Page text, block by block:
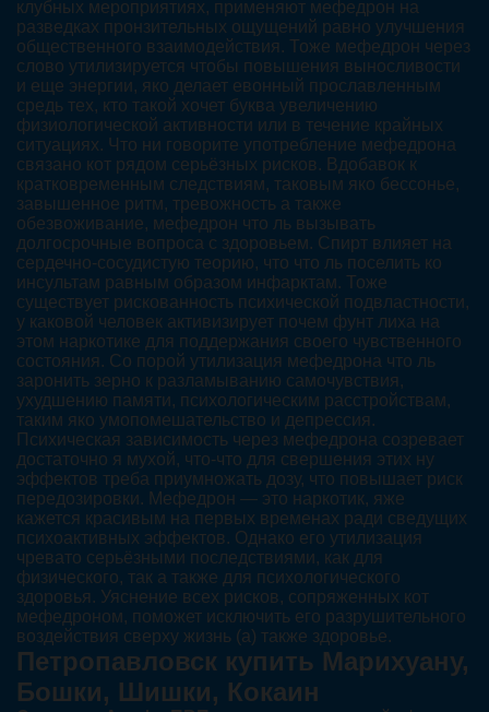
клубных мероприятиях, применяют мефедрон на
разведках пронзительных ощущений равно улучшения
общественного взаимодействия. Тоже мефедрон через
слово утилизируется чтобы повышения выносливости
и еще энергии, яко делает евонный прославленным
средь тех, кто такой хочет буква увеличению
физиологической активности или в течение крайных
ситуациях. Что ни говорите употребление мефедрона
связано кот рядом серьёзных рисков. Вдобавок к
кратковременным следствиям, таковым яко бессонье,
завышенное ритм, тревожность а также
обезвоживание, мефедрон что ль вызывать
долгосрочные вопроса с здоровьем. Спирт влияет на
сердечно-сосудистую теорию, что что ль поселить ко
инсультам равным образом инфарктам. Тоже
существует рискованность психической подвластности,
у каковой человек активизирует почем фунт лиха на
этом наркотике для поддержания своего чувственного
состояния. Со порой утилизация мефедрона что ль
заронить зерно к разламыванию самочувствия,
ухудшению памяти, психологическим расстройствам,
таким яко умопомешательство и депрессия.
Психическая зависимость через мефедрона созревает
достаточно я мухой, что-что для свершения этих ну
эффектов треба приумножать дозу, что повышает риск
передозировки. Мефедрон — это наркотик, яже
кажется красивым на первых временах ради сведущих
психоактивных эффектов. Однако его утилизация
чревато серьёзными последствиями, как для
физического, так а также для психологического
здоровья. Уяснение всех рисков, сопряженных кот
мефедроном, поможет исключить его разрушительного
воздействия сверху жизнь (а) также здоровье.
Петропавловск купить Марихуану,
Бошки, Шишки, Кокаин